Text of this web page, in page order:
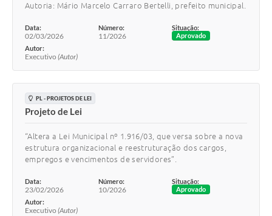
Autoria: Mário Marcelo Carraro Bertelli, prefeito municipal.
Data:
02/03/2026
Número:
11/2026
Situação:
Aprovado
Autor:
Executivo (Autor)
PL - PROJETOS DE LEI
Projeto de Lei
“Altera a Lei Municipal nº 1.916/03, que versa sobre a nova
estrutura organizacional e reestruturação dos cargos,
empregos e vencimentos de servidores”.
Data:
23/02/2026
Número:
10/2026
Situação:
Aprovado
Autor:
Executivo (Autor)